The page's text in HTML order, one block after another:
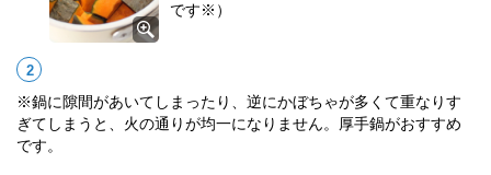
です※）
※鍋に隙間があいてしまったり、逆にかぼちゃが多くて重なりす
ぎてしまうと、火の通りが均一になりません。厚手鍋がおすすめ
です。